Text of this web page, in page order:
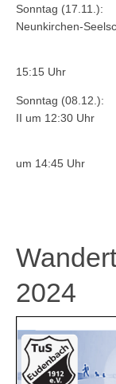
Sonntag (17.11.):
Neunkirchen-
TuS
15:15 Uhr
Sonntag (08.12.):
II um 12:30 Uhr
TuS
um 14:45 Uhr
2024